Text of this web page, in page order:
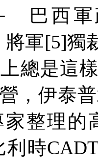
巴西軍
將軍[5]獨
總是這
，伊泰
整理的
利時